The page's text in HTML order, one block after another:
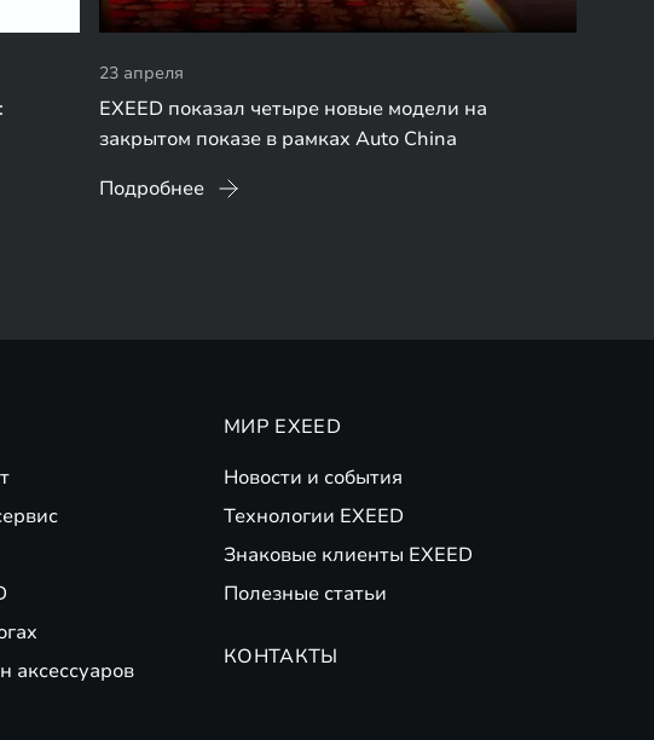
23 апреля
EXEED показал четыре новые модели на
закрытом показе в рамках Auto China
Подробнее
аксессуаров
МИР EXEED
Новости и события
Технологии EXEED
Знаковые клиенты EXEED
Полезные статьи
КОНТАКТЫ